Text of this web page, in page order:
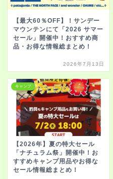
【最大60％OFF】！サンデー
マウンテンにて「2026 サマー
セール」開催中！おすすめ商
品・お得な情報総まとめ！
2026年7月13日
キャンプ
【2026年】夏の特大セール
「ナチュラム祭」開催中！お
すすめキャンプ用品やお得な
セール情報総まとめ！